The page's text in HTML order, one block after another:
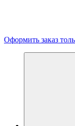
Оформить заказ